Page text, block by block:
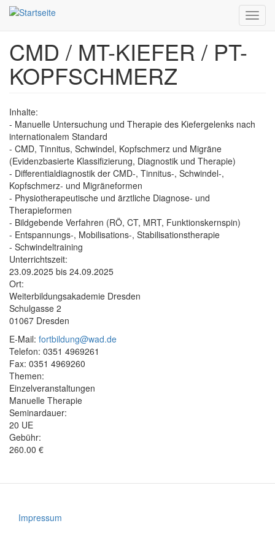
Direkt
zum
Inhalt
CMD / MT-KIEFER / PT-
KOPFSCHMERZ
Inhalte:
- Manuelle Untersuchung und Therapie des Kiefergelenks nach
internationalem Standard
- CMD, Tinnitus, Schwindel, Kopfschmerz und Migräne
(Evidenzbasierte Klassifizierung, Diagnostik und Therapie)
- Differentialdiagnostik der CMD-, Tinnitus-, Schwindel-,
Kopfschmerz- und Migräneformen
- Physiotherapeutische und ärztliche Diagnose- und
Therapieformen
- Bildgebende Verfahren (RÖ, CT, MRT, Funktionskernspin)
- Entspannungs-, Mobilisations-, Stabilisationstherapie
- Schwindeltraining
Unterrichtszeit:
23.09.2025 bis 24.09.2025
Ort:
Weiterbildungsakademie Dresden
Schulgasse 2
01067 Dresden
E-Mail: fortbildung@wad.de
Telefon: 0351 4969261
Fax: 0351 4969260
Themen:
Einzelveranstaltungen
Manuelle Therapie
Seminardauer:
20 UE
Gebühr:
260.00 €
Impressum